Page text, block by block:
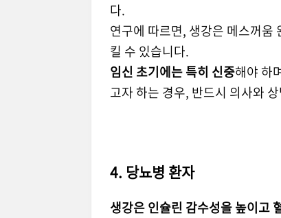
다.
연구에 따르면, 생강은 메스꺼움
킬 수 있습니다.
임신 초기에는 특히 신중해야 하
고자 하는 경우, 반드시 의사와
4. 당뇨병 환자
생강은 인슐린 감수성을 높이고